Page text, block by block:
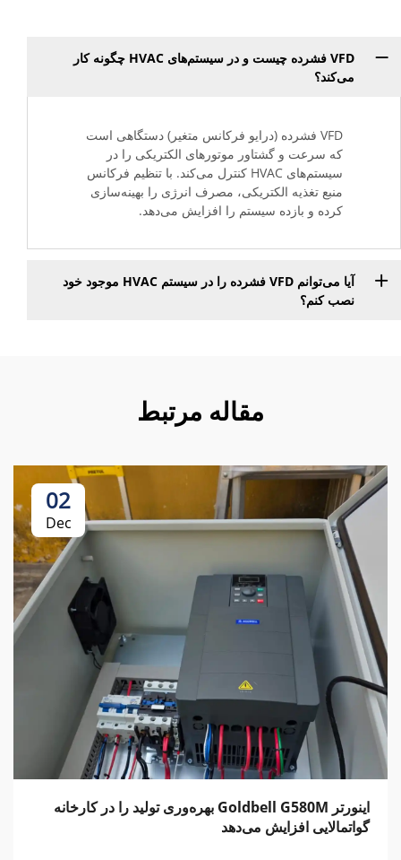
VFD فشرده چیست و در سیستم‌های HVAC چگونه کار
می‌کند؟
VFD فشرده (درایو فرکانس متغیر) دستگاهی است
که سرعت و گشتاور موتورهای الکتریکی را در
سیستم‌های HVAC کنترل می‌کند. با تنظیم فرکانس
منبع تغذیه الکتریکی، مصرف انرژی را بهینه‌سازی
کرده و بازده سیستم را افزایش می‌دهد.
آیا می‌توانم VFD فشرده را در سیستم HVAC موجود خود
نصب کنم؟
مقاله مرتبط
02
Dec
اینورتر Goldbell G580M بهره‌وری تولید را در کارخانه
گواتمالایی افزایش می‌دهد